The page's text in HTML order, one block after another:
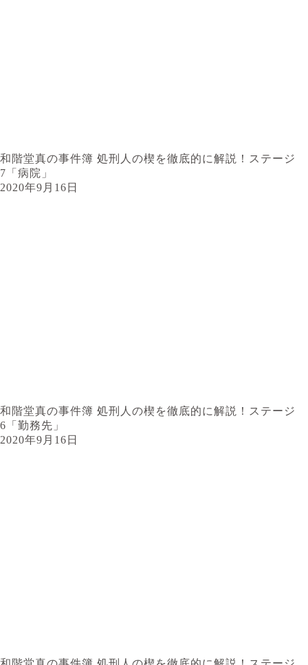
和階堂真の事件簿 処刑人の楔を徹底的に解説！ステージ
7「病院」
2020年9月16日
和階堂真の事件簿 処刑人の楔を徹底的に解説！ステージ
6「勤務先」
2020年9月16日